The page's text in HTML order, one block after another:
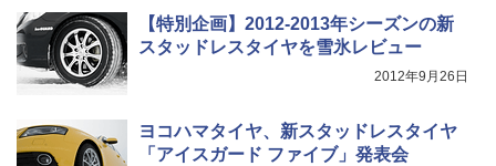
【特別企画】2012-2013年シーズンの新
スタッドレスタイヤを雪氷レビュー
2012年9月26日
ヨコハマタイヤ、新スタッドレスタイヤ
「アイスガード ファイブ」発表会